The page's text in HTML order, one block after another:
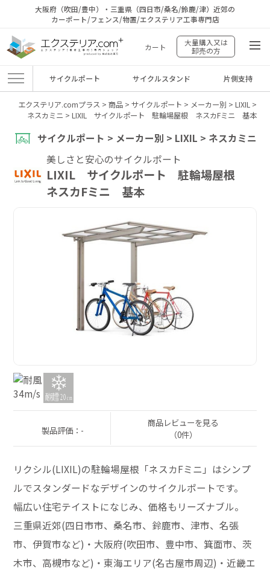
大阪府（吹田/豊中）・三重県（四日市/桑名/鈴鹿/津）近郊の
カーポート/フェンス/物置/エクステリア工事専門店
カート
大量購入又は
卸売の方
サイクルポート サイクルスタンド 片側支持
エクステリア.comプラス > 商品> サイクルポート > メーカー別 > LIXIL>
ネスカミニ > LIXIL サイクルポート 駐輪場屋根 ネスカFミニ 基本
サイクルポート > メーカー別 > LIXIL > ネスカミニ
美しさと安心のサイクルポート
LIXIL サイクルポート 駐輪場屋根
ネスカFミニ 基本
製品評価：-
商品レビューを見る
（0件）
リクシル(LIXIL)の駐輪場屋根「ネスカFミニ」はシンプ
ルでスタンダードなデザインのサイクルポートです。
幅広い住宅テイストになじみ、価格もリーズナブル。
三重県近郊(四日市市、桑名市、鈴鹿市、津市、名張
市、伊賀市など)・大阪府(吹田市、豊中市、箕面市、茨
木市、高槻市など)・東海エリア(名古屋市周辺)・近畿エ